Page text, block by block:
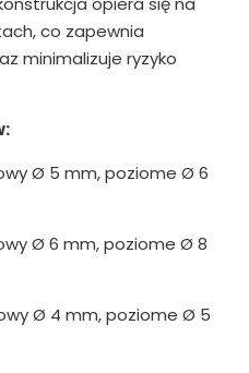
co zapewnia
minimalizuje ryzyko
Ø 5 mm, poziome Ø 6
Ø 6 mm, poziome Ø 8
Ø 4 mm, poziome Ø 5